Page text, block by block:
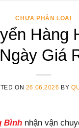
CHƯA PHÂN LOẠI
Hàng
Giá
ON 26.06.2026 BY
Bình nhận vận